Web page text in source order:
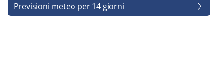
Previsioni meteo per 14 giorni